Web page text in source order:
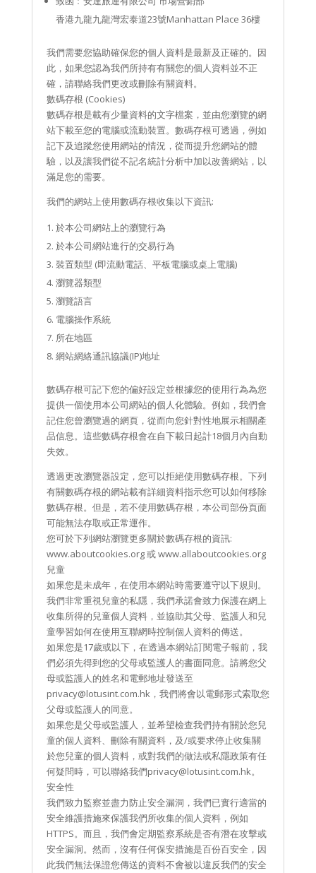
香港九龍九龍灣宏泰道23號Manhattan Place 36樓
我們需要您協助確保您的個人資料是最新及正確的。因
此，如果您認為我們所持有有關您的個人資料並不正
確，請聯絡我們更改或刪除有關資料。
數碼存根 (Cookies)
數碼存根是載有少量資料的文字檔案，並由您瀏覽的網
站下載至您的電腦或流動裝置。數碼存根可透過，例如
記下及追蹤您使用網站的情況，從而提升您網站的體
驗，以及讓我們從不記名統計分析中加以改善網站，以
滿足您的需要。
我們的網站上使用數碼存根收集以下資訊:
於本公司網站上的瀏覽行為
於本公司網站進行的交易行為
裝置類型 (即流動電話、平板電腦或桌上電腦)
瀏覽器類型
瀏覽語言
電腦操作系統
所在地區
網站網絡通訊協議(IP)地址
數碼存根可記下您的偏好設定並根據您的使用行為為您
提供一個使用本公司網站的個人化體驗。例如，我們會
記住您曾瀏覽過的網頁，從而向您針對性地展示相關產
品信息。這些數碼存根會在自下載日起計18個月內自動
失效。
透過更改瀏覽器設定，您可以拒絕使用數碼存根。下列
有關數碼存根的網站載有詳細資料指示您可以如何移除
數碼存根。但是，若不使用數碼存根，本公司部份頁面
可能無法存取或正常運作。
您可於下列網站瀏覽更多關於數碼存根的資訊:
www.aboutcookies.org 或 www.allaboutcookies.org
兒童
如果您是未成年，在使用本網站時需要遵守以下規則。
我們非常重視兒童的私隱，我們承諾會致力保護在網上
收集所得的兒童個人資料，並協助其父母、監護人和兒
童學習如何在使用互聯網時控制個人資料的傳送。
如果您是17歲或以下，在透過本網站訂閱電子報前，我
們必須先得到您的父母或監護人的書面同意。請將您父
母或監護人的姓名和電郵地址發送至
privacy@lotusint.com.hk，我們將會以電郵形式索取您
父母或監護人的同意。
如果您是父母或監護人，並希望檢查我們持有關於您兒
童的個人資料、刪除有關資料，及/或要求停止收集關
於您兒童的個人資料，或對我們的做法或私隱政策有任
何疑問時，可以聯絡我們privacy@lotusint.com.hk。
安全性
我們致力監察並盡力防止安全漏洞，我們已實行適當的
安全維護措施來保護我們所收集的個人資料，例如
HTTPS。而且，我們會定期監察系統是否有潛在攻擊或
安全漏洞。然而，沒有任何保安措施是百份百安全，因
此我們無法保證您傳送的資料不會被以違反我們的安全